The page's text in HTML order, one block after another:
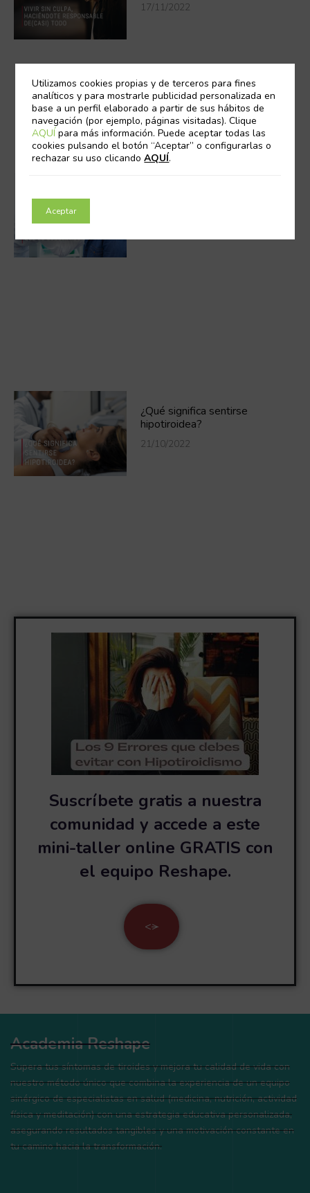
17/11/2022
¿Qué significa sentirse
hipotiroidea?
21/10/2022
Suscríbete gratis a nuestra
comunidad y accede a este
mini-taller online GRATIS con
el equipo Reshape.
<>
Academia Reshape
Supera tus síntomas de tiroides y mejora tu calidad de vida con
nuestro método único que combina la experiencia de un equipo
sinérgico de especialistas en salud (medicina, nutrición, actividad
física y meditación) con una estrategia educativa personalizada,
asegurando resultados tangibles y una motivación constante en
tu camino hacia la transformación.
Utilizamos cookies propias y de terceros para fines
analíticos y para mostrarle publicidad personalizada en
base a un perfil elaborado a partir de sus hábitos de
navegación (por ejemplo, páginas visitadas). Clique
AQUÍpara más información. Puede aceptar todas las
cookies pulsando el botón “Aceptar” o configurarlas o
rechazar su uso clicandoAQUÍ.
Aceptar